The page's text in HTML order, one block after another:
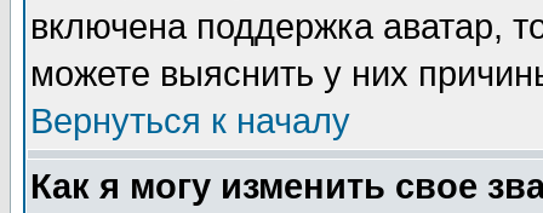
включена поддержка аватар,
можете выяснить у них
Вернуться к началу
Как я могу изменить свое